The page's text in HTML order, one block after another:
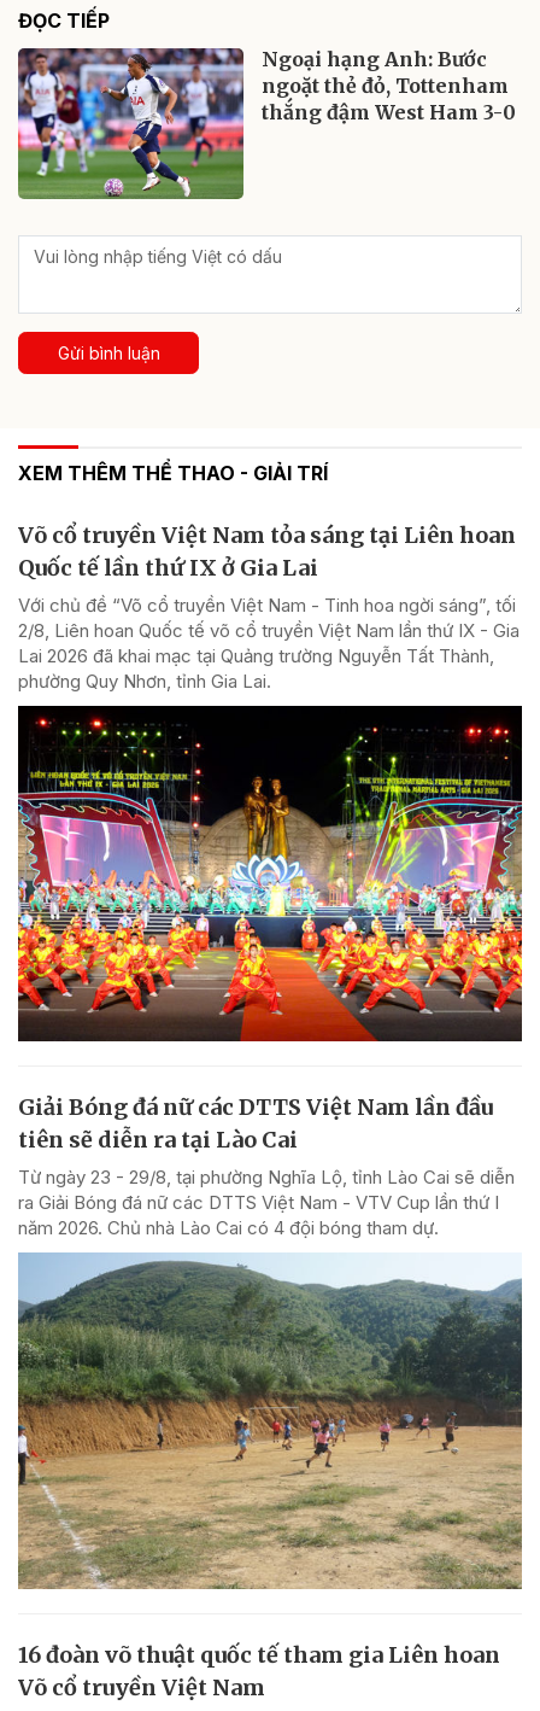
ĐỌC TIẾP
Ngoại hạng Anh: Bước
ngoặt thẻ đỏ, Tottenham
thắng đậm West Ham 3-0
Gửi bình luận
XEM THÊM THỂ THAO - GIẢI TRÍ
Võ cổ truyền Việt Nam tỏa sáng tại Liên hoan
Quốc tế lần thứ IX ở Gia Lai
Với chủ đề “Võ cổ truyền Việt Nam - Tinh hoa ngời sáng”, tối
2/8, Liên hoan Quốc tế võ cổ truyền Việt Nam lần thứ IX - Gia
Lai 2026 đã khai mạc tại Quảng trường Nguyễn Tất Thành,
phường Quy Nhơn, tỉnh Gia Lai.
Giải Bóng đá nữ các DTTS Việt Nam lần đầu
tiên sẽ diễn ra tại Lào Cai
Từ ngày 23 - 29/8, tại phường Nghĩa Lộ, tỉnh Lào Cai sẽ diễn
ra Giải Bóng đá nữ các DTTS Việt Nam - VTV Cup lần thứ I
năm 2026. Chủ nhà Lào Cai có 4 đội bóng tham dự.
16 đoàn võ thuật quốc tế tham gia Liên hoan
Võ cổ truyền Việt Nam